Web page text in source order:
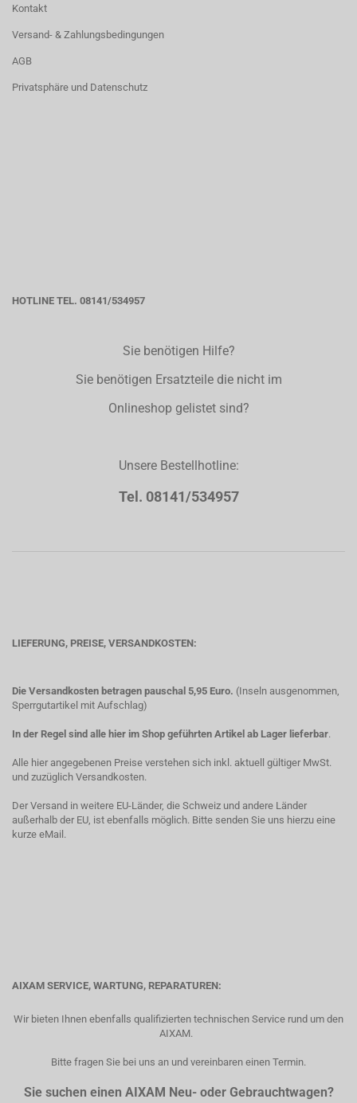
Kontakt
Versand- & Zahlungsbedingungen
AGB
Privatsphäre und Datenschutz
HOTLINE TEL. 08141/534957
Sie benötigen Hilfe?
Sie benötigen Ersatzteile die nicht im
Onlineshop gelistet sind?
Unsere Bestellhotline:
Tel. 08141/534957
LIEFERUNG, PREISE, VERSANDKOSTEN:
Die Versandkosten betragen pauschal 5,95 Euro. (Inseln ausgenommen,
Sperrgutartikel mit Aufschlag)
In der Regel sind alle hier im Shop geführten Artikel ab Lager lieferbar.
Alle hier angegebenen Preise verstehen sich inkl. aktuell gültiger MwSt.
und zuzüglich Versandkosten.
Der Versand in weitere EU-Länder, die Schweiz und andere Länder
außerhalb der EU, ist ebenfalls möglich. Bitte senden Sie uns hierzu eine
kurze eMail.
AIXAM SERVICE, WARTUNG, REPARATUREN:
Wir bieten Ihnen ebenfalls qualifizierten technischen Service rund um den
AIXAM.
Bitte fragen Sie bei uns an und vereinbaren einen Termin.
Sie suchen einen AIXAM Neu- oder Gebrauchtwagen?